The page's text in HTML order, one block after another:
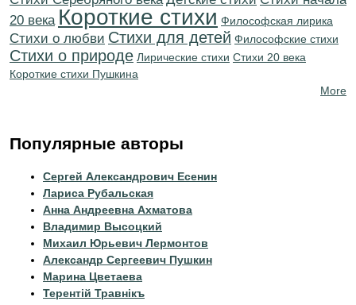
20 века Короткие стихи Философская лирика
Стихи о любви Стихи для детей Философские стихи
Стихи о природе Лирические стихи Стихи 20 века
Короткие стихи Пушкина
More
Популярные авторы
Сергей Александрович Есенин
Лариса Рубальская
Анна Андреевна Ахматова
Владимир Высоцкий
Михаил Юрьевич Лермонтов
Александр Сергеевич Пушкин
Марина Цветаева
Терентiй Травнiкъ